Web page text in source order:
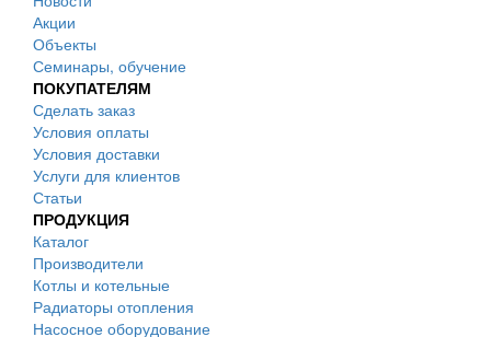
Акции
Объекты
Семинары, обучение
ПОКУПАТЕЛЯМ
Сделать заказ
Условия оплаты
Условия доставки
Услуги для клиентов
Статьи
ПРОДУКЦИЯ
Каталог
Производители
Котлы и котельные
Радиаторы отопления
Насосное оборудование